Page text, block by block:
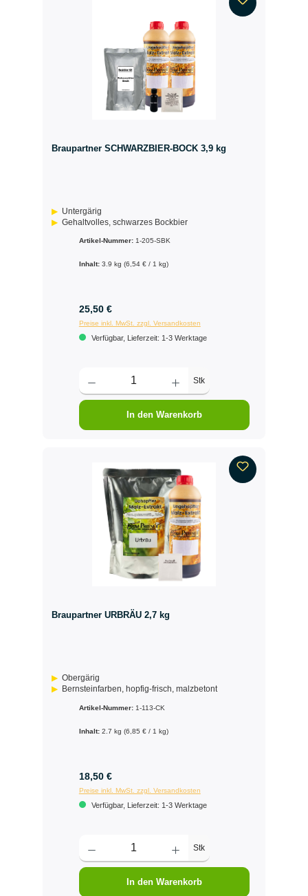
Braupartner SCHWARZBIER-BOCK 3,9 kg
Untergärig
Gehaltvolles, schwarzes Bockbier
Artikel-Nummer: 1-205-SBK
Inhalt: 3.9 kg (6,54 € / 1 kg)
25,50 €
Preise inkl. MwSt. zzgl. Versandkosten
Verfügbar, Lieferzeit: 1-3 Werktage
Stk
In den Warenkorb
Braupartner URBRÄU 2,7 kg
Obergärig
Bernsteinfarben, hopfig-frisch, malzbetont
Artikel-Nummer: 1-113-CK
Inhalt: 2.7 kg (6,85 € / 1 kg)
18,50 €
Preise inkl. MwSt. zzgl. Versandkosten
Verfügbar, Lieferzeit: 1-3 Werktage
Stk
In den Warenkorb